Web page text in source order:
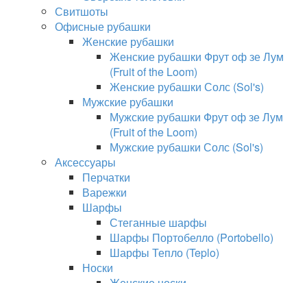
Свитшоты
Офисные рубашки
Женские рубашки
Женские рубашки Фрут оф зе Лум
(Fruit of the Loom)
Женские рубашки Солс (Sol's)
Мужские рубашки
Мужские рубашки Фрут оф зе Лум
(Fruit of the Loom)
Мужские рубашки Солс (Sol's)
Аксессуары
Перчатки
Варежки
Шарфы
Стеганные шарфы
Шарфы Портобелло (Portobello)
Шарфы Тепло (Teplo)
Носки